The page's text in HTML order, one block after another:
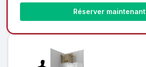
Réserver maintenant